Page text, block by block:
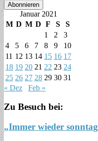
Januar 2021
M D M D F S
S
1
2
3
4
5 6 7 8 9
10
11 12 13 14 15 16 17
18 19 20 21 22 23 24
25 26 27 28 29 30 31
« Dez
Feb »
Zu Besuch bei:
„Immer wieder